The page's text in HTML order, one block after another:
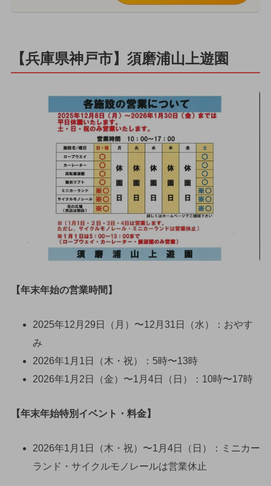
【兵庫県神戸市】須磨浦山上遊園
【年末年始の営業時間】
2025年12月29日（月）〜12月31日（水）：おやす
み
2026年1月1日（木・祝）：5時〜13時
2026年1月2日（金）〜1月4日（日）：10時〜17時
【年末年始特別イベント・料金】
2026年1月1日（木・祝）〜1月4日（日）：ミニカー
ランド・サイクルモノレールは営業休止